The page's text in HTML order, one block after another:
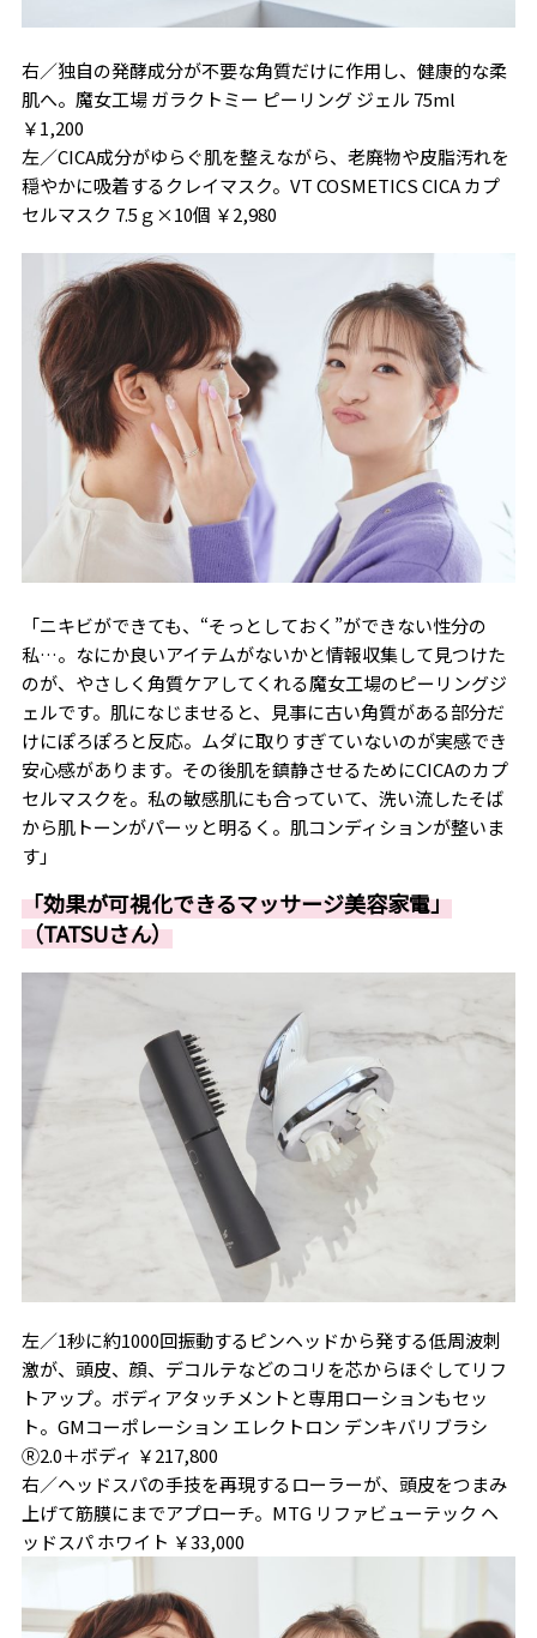
右／独自の発酵成分が不要な角質だけに作用し、健康的な柔
肌へ。魔女工場 ガラクトミー ピーリング ジェル 75ml
￥1,200
左／CICA成分がゆらぐ肌を整えながら、老廃物や皮脂汚れを
穏やかに吸着するクレイマスク。VT COSMETICS CICA カプ
セルマスク 7.5ｇ×10個 ￥2,980
「ニキビができても、“そっとしておく”ができない性分の
私…。なにか良いアイテムがないかと情報収集して見つけた
のが、やさしく角質ケアしてくれる魔女工場のピーリングジ
ェルです。肌になじませると、見事に古い角質がある部分だ
けにぽろぽろと反応。ムダに取りすぎていないのが実感でき
安心感があります。その後肌を鎮静させるためにCICAのカプ
セルマスクを。私の敏感肌にも合っていて、洗い流したそば
から肌トーンがパーッと明るく。肌コンディションが整いま
す」
「効果が可視化できるマッサージ美容家電」
（TATSUさん）
左／1秒に約1000回振動するピンヘッドから発する低周波刺
激が、頭皮、顔、デコルテなどのコリを芯からほぐしてリフ
トアップ。ボディアタッチメントと専用ローションもセッ
ト。GMコーポレーション エレクトロン デンキバリブラシ
Ⓡ2.0＋ボディ ￥217,800
右／ヘッドスパの手技を再現するローラーが、頭皮をつまみ
上げて筋膜にまでアプローチ。MTG リファビューテック ヘ
ッドスパ ホワイト ￥33,000